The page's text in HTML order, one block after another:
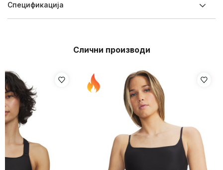
Спецификацијa
Слични производи